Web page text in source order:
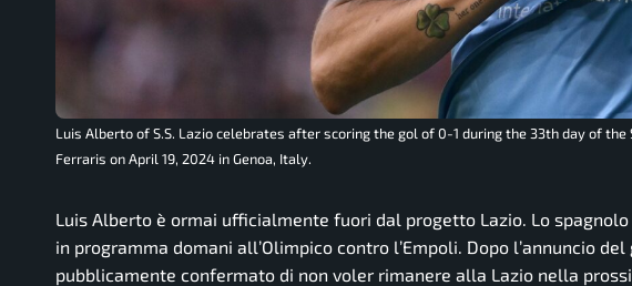
Luis Alberto of S.S. Lazio celebrates after scoring the gol of 0-1 during the 33th day of the
Ferraris on April 19, 2024 in Genoa, Italy.
Luis Alberto è ormai ufficialmente fuori dal progetto Lazio. Lo
in programma domani all’Olimpico contro l’Empoli. Dopo l’annuncio
pubblicamente confermato di non voler rimanere alla Lazio nella